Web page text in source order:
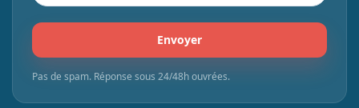
Pas de spam. Réponse sous 24/48h ouvrées.